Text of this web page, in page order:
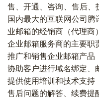
售、开通、咨询、售后
国内最大的互联网公司
业邮箱的经销商（代理商
企业邮箱服务商的主要职
推广和销售企业邮箱产品
协助客户进行域名绑定、
提供使用培训和技术支持
售后问题的解答、续费提